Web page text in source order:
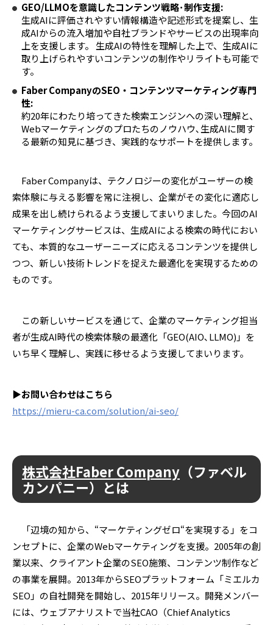
GEO/LLMOを意識したコンテンツ戦略･制作支援:
生成AIに評価されやすい情報構造や記述形式を提案し、生
成AIからの流入増加や自社ブランドやサービスの出現率向
上を支援します。 生成AIの特性を理解した上で、生成AIに
取り上げられやすいコンテンツの制作やリライトも可能で
す。
Faber CompanyのSEO ・コンテンツマーケティング専門
性:
約20年にわたり培ってきた検索エンジンへの深い理解と、
Webマーケティングのプロたちのノウハウ､生成AIに関す
る最新の知見に基づき、実践的なサポートを提供します。
Faber Companyは、テクノロジーの変化がユーザーの検
索体験に与える影響を常に注視し、企業がその変化に適応し
成果を出し続けられるよう支援してまいりました。今回のAI
マーケティングサービスは、生成AIによる検索の時代におい
ても、本質的なユーザーニーズに応えるコンテンツを提供し
つつ、新しい技術トレンドを捉えた最適化を実現するための
ものです。
この新しいサービスを通じて、企業のマーケティング担当
者が生成AI時代の検索体験の最適化「GEO(AIO､LLMO) 」を
いち早く理解し、実践に移せるよう支援してまいります。
▶お問い合わせはこちら
https://mieru-ca.com/solution/ai-seo/
株式会社Faber Company （ファベル
カンパニー）とは
「辺境の知から、 “マーケティングゼロ“を実現する」をコ
ンセプトに、企業のWebマーケティングを支援。 2005年の創
業以来、クライアント企業のSEO施策、コンテンツ制作など
の事業を展開。 2013年からSEOプラットフォーム「ミエルカ
SEO 」の自社開発を開始し、 2015年リリース。開発メンバー
には、ウェブアナリストで当社CAO （Chief Analytics